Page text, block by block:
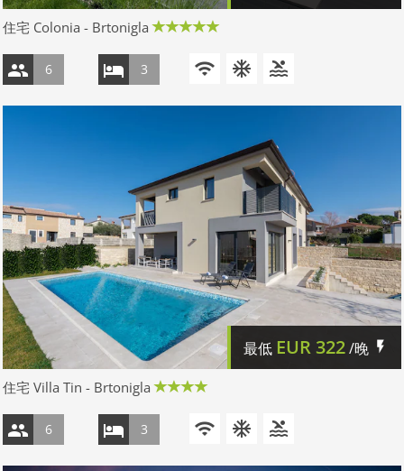
住宅 Colonia - Brtonigla
6 3
最低 EUR322/晚
住宅 Villa Tin - Brtonigla
6 3